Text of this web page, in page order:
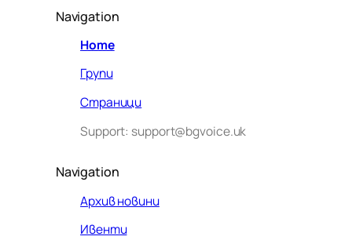
Navigation
Home
Групи
Страници
Support: support@bgvoice.uk
Navigation
Архив новини
Ивенти